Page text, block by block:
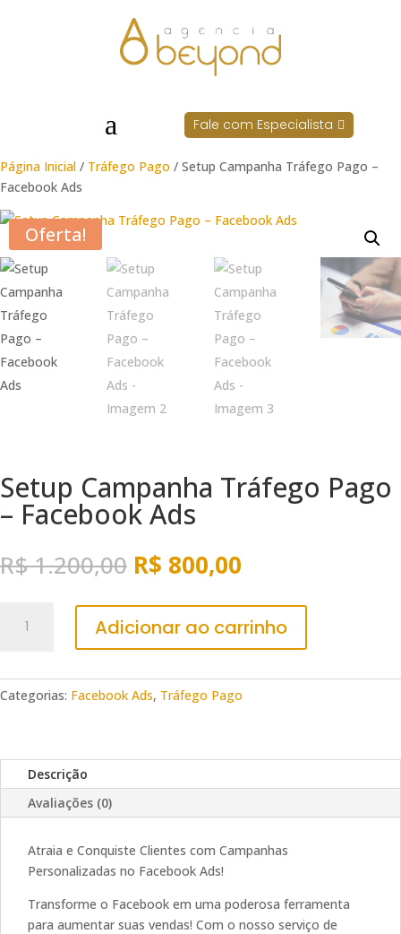
a Fale com Especialista 
Página Inicial / Tráfego Pago / Setup Campanha Tráfego Pago –
Facebook Ads
Oferta!
Setup Campanha Tráfego Pago
– Facebook Ads
R$1.200,00 O
preço
original
era:
R$ 1.200,00.
R$ 800,00
atual
é:
R$ 800,00.
Campanha
–
quantidade
Adicionar ao carrinho
Categorias: Facebook Ads, Tráfego Pago
Descrição
Avaliações (0)
Atraia e Conquiste Clientes com Campanhas
Personalizadas no Facebook Ads!
Transforme o Facebook em uma poderosa ferramenta
para aumentar suas vendas! Com o nosso serviço de